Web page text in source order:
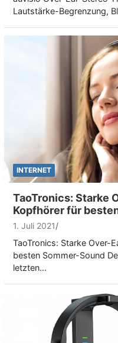
Lautstärke-Begrenzung,
INTERNET
TaoTronics: Starke
Kopfhörer für
1. Juli 2021
TaoTronics: Starke Over-
besten Sommer-Sound
letzten…